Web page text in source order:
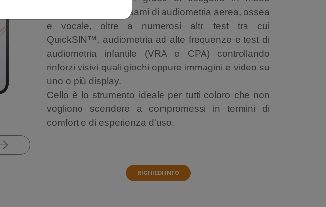
rapido e accurato esami di audiometria aerea, ossea
e vocale, oltre a numerosi altri test tra cui
QuickSIN™, audiometria ad alte frequenze e test di
audiometria infantile (VRA e CPA) controllando
rinforzi visivi quali giochi oppure immagini e video su
uno o più display.
Cello è lo strumento ideale per tutti coloro che non
vogliono scendere a compromessi in termini di
comfort e di esperienza d'uso.
RICHIEDI INFO